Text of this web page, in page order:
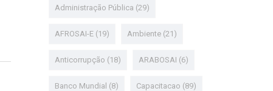
Administração Pública (29)
AFROSAI-E(19) Ambiente(21)
Anticorrupção (18) ARABOSAI (6)
Banco Mundial (8) Capacitacao (89)